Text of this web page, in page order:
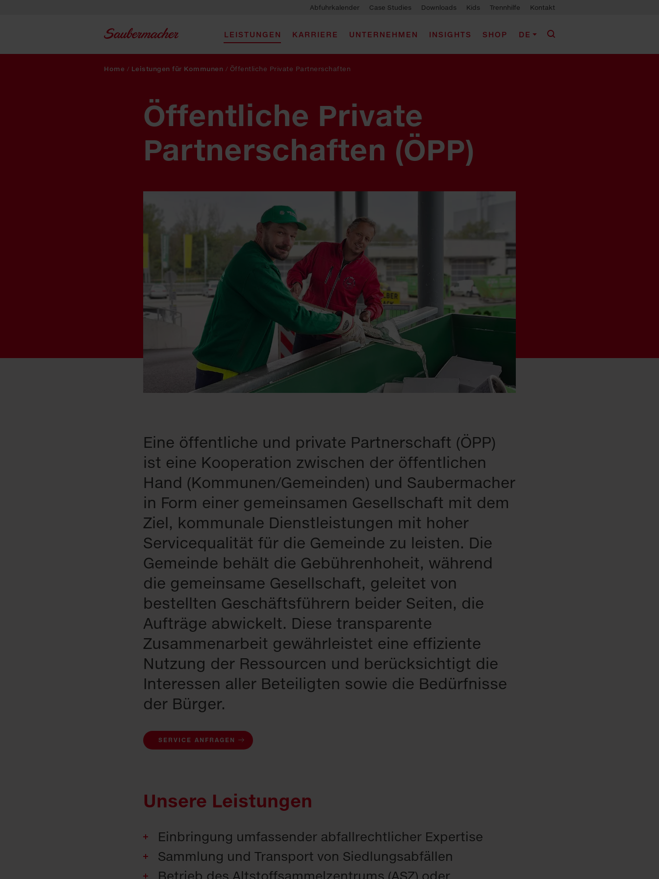
Abfuhrkalender Case Studies Downloads Kids Trennhilfe Kontakt
LEISTUNGEN KARRIERE UNTERNEHMEN INSIGHTS SHOP DE
Home / Leistungen für Kommunen / Öffentliche Private Partnerschaften
Öffentliche Private
Partner­schaften (ÖPP)
Eine öffentliche und private Partnerschaft (ÖPP)
ist eine Kooperation zwischen der öffentlichen
Hand (Kommunen/Gemeinden) und Saubermacher
in Form einer gemeinsamen Gesellschaft mit dem
Ziel, kommunale Dienstleistungen mit hoher
Servicequalität für die Gemeinde zu leisten. Die
Gemeinde behält die Gebührenhoheit, während
die gemeinsame Gesellschaft, geleitet von
bestellten Geschäftsführern beider Seiten, die
Aufträge abwickelt. Diese transparente
Zusammenarbeit gewährleistet eine effiziente
Nutzung der Ressourcen und berücksichtigt die
Interessen aller Beteiligten sowie die Bedürfnisse
der Bürger.
SERVICE ANFRAGEN
Unsere Leistungen
Einbringung umfassender abfallrechtlicher Expertise
Sammlung und Transport von Siedlungsabfällen